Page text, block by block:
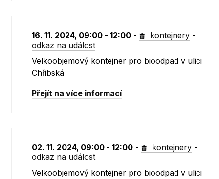
16. 11. 2024, 09:00 - 12:00 - kontejnery -
odkaz na událost
Velkoobjemový kontejner pro bioodpad v ulici
Chřibská
Přejít na více informací
02. 11. 2024, 09:00 - 12:00 - kontejnery -
odkaz na událost
Velkoobjemový kontejner pro bioodpad v ulici